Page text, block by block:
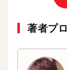
著者プ